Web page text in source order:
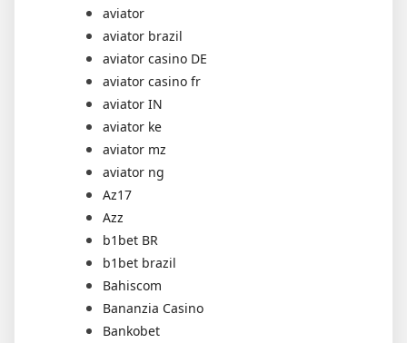
aviator
aviator brazil
aviator casino DE
aviator casino fr
aviator IN
aviator ke
aviator mz
aviator ng
Az17
Azz
b1bet BR
b1bet brazil
Bahiscom
Bananzia Casino
Bankobet